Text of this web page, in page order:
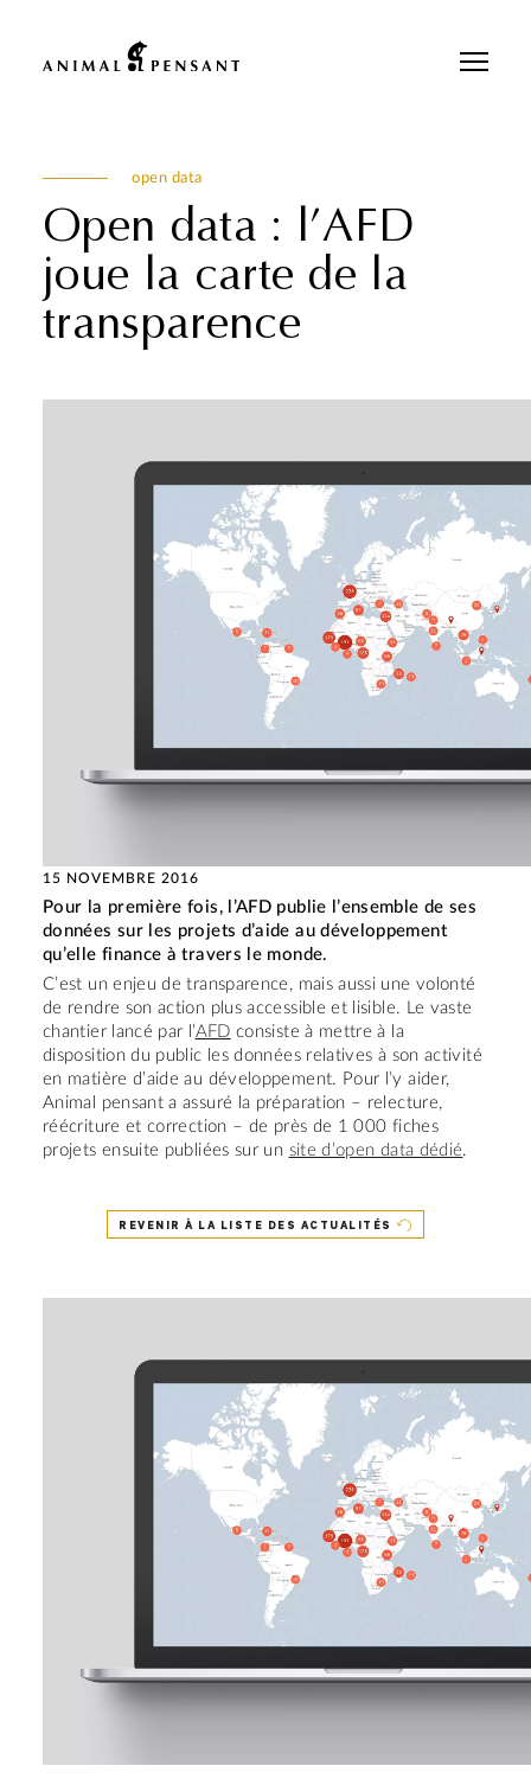
open data
Open data : l’AFD
joue la carte de la
transparence
15 NOVEMBRE 2016
Pour la première fois, l’AFD publie l’ensemble de ses
données sur les projets d’aide au développement
qu’elle finance à travers le monde.
C’est un enjeu de transparence, mais aussi une volonté
de rendre son action plus accessible et lisible. Le vaste
chantier lancé par l’AFD consiste à mettre à la
disposition du public les données relatives à son activité
en matière d’aide au développement. Pour l’y aider,
Animal pensant a assuré la préparation – relecture,
réécriture et correction – de près de 1 000 fiches
projets ensuite publiées sur un site d’open data dédié.
REVENIR À LA LISTE DES ACTUALITÉS